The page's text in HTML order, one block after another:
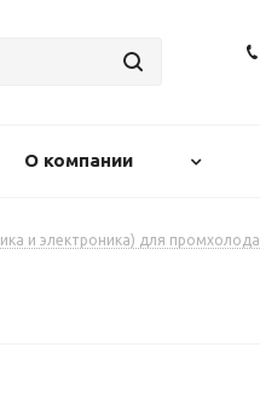
О компании
и электроника) для промхолода